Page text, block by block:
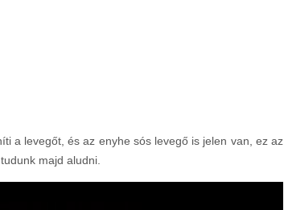
a levegőt, és az enyhe sós levegő is jelen van, ez az
majd aludni.